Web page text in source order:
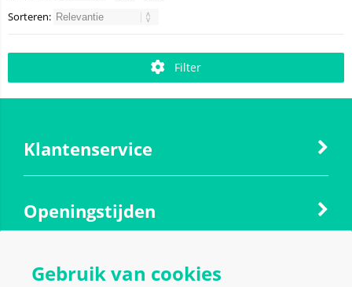
Sorteren:
Filter
Klantenservice
Openingstijden
Contact
Gebruik van cookies